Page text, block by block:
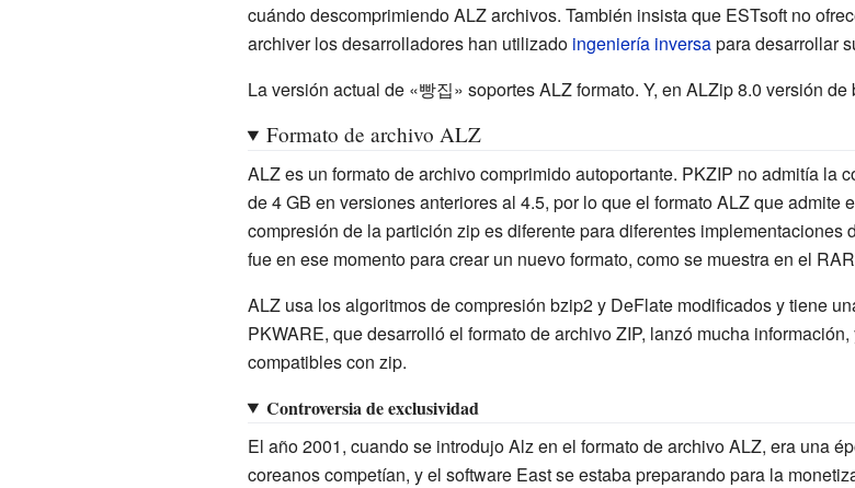
cuándo descomprimiendo ALZ archivos. También insista que ESTsoft no
archiver los desarrolladores han utilizado ingeniería inversapara desarrollar
La versión actual de «빵집» soportes ALZ formato. Y, en ALZip 8.0 versión
Formato de archivo ALZ
ALZ es un formato de archivo comprimido autoportante. PKZIP no admitía la
de 4 GB en versiones anteriores al 4.5, por lo que el formato ALZ que admite
compresión de la partición zip es diferente para diferentes implementaciones
fue en ese momento para crear un nuevo formato, como se muestra en el
ALZ usa los algoritmos de compresión bzip2 y DeFlate modificados y tiene
PKWARE, que desarrolló el formato de archivo ZIP, lanzó mucha
compatibles con zip.
Controversia de exclusividad
El año 2001, cuando se introdujo Alz en el formato de archivo ALZ, era una
coreanos competían, y el software East se estaba preparando para la